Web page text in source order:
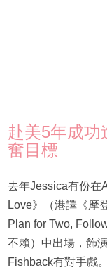
赴美5年成功
奮目標
去年Jessica有份在
Love》（港譯《摩
Plan for Two,
不賴）中出場，飾
Fishback有對手戲。